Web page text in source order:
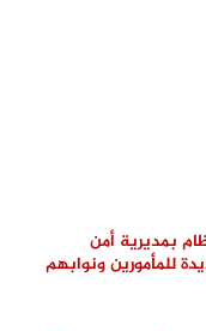
بمديرية أمن
للمأمورين ونوابهم